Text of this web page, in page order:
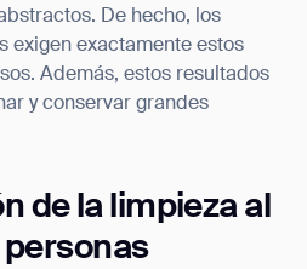
De hecho, los
exigen exactamente estos
Además, estos resultados
y conservar grandes
de la limpieza al
form
BACK